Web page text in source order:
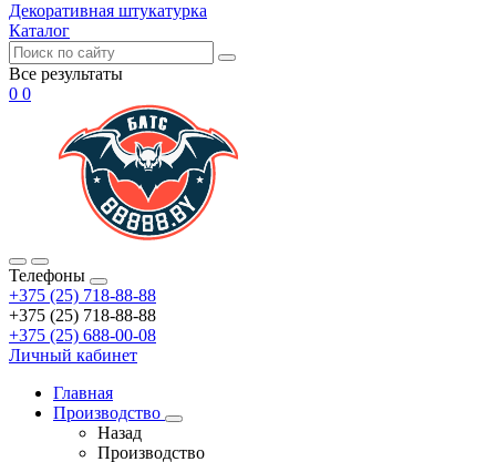
Декоративная штукатурка
Каталог
Все результаты
0 0
Телефоны
+375 (25) 718-88-88
+375 (25) 718-88-88
+375 (25) 688-00-08
Личный кабинет
Главная
Производство
Назад
Производство